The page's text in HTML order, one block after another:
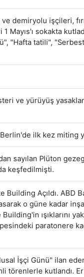
demiryolu işçileri,
Mayıs'ı sokakta
"Hafta tatili",
ve yürüyüş
ilk kez miting
sayılan Plüton
keşfedilmişti.
Building Açıldı. ABD
o güne kadar
ışıklarını
paratonere
İşçi Günü" ilan
törenlerle kutlandı.